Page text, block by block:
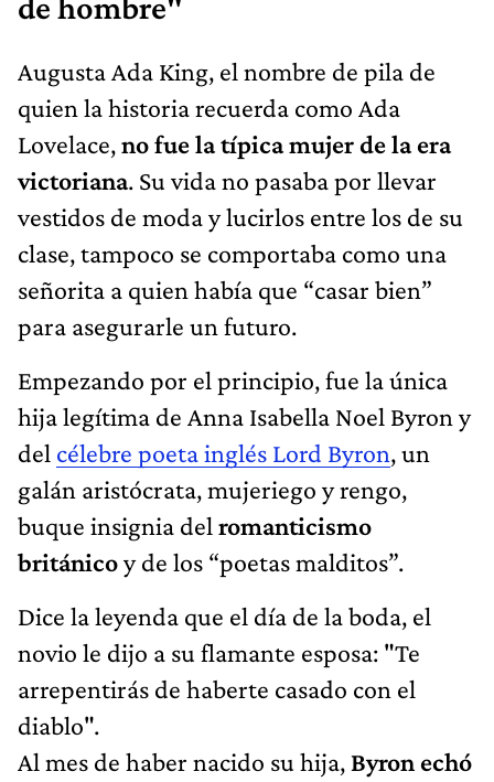
de hombre"
Augusta Ada King, el nombre de pila de
quien la historia recuerda como Ada
Lovelace,no fue la típica mujer de la era
victoriana. Su vida no pasaba por llevar
vestidos de moda y lucirlos entre los de su
clase, tampoco se comportaba como una
señorita a quien había que “casar bien”
para asegurarle un futuro.
Empezando por el principio, fue la única
hija legítima de Anna Isabella Noel Byron y
del célebre poeta inglés Lord Byron, un
galán aristócrata, mujeriego y rengo,
buque insignia del romanticismo
británicoy de los “poetas malditos”.
Dice la leyenda que el día de la boda, el
novio le dijo a su flamante esposa: "Te
arrepentirás de haberte casado con el
diablo".
Al mes de haber nacido su hija, Byron echó